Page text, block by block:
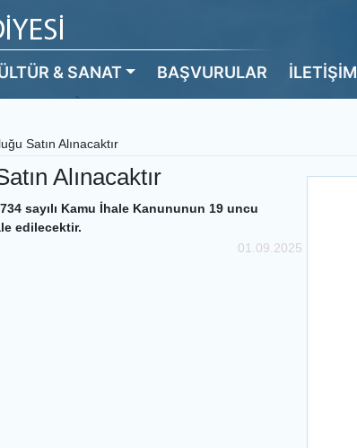
& SANAT BAŞVURULAR İLETİŞİM
Satın Alınacaktır
Alınacaktır
sayılı Kamu İhale Kanununun 19 uncu
edilecektir.
01.09.2025